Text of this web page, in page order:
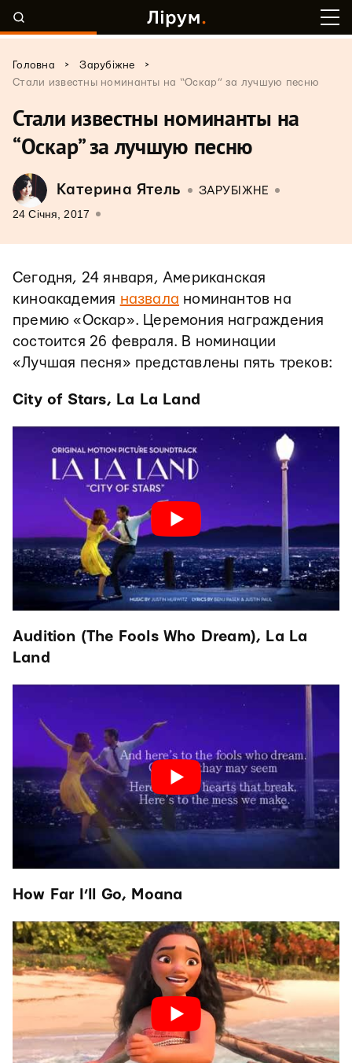
Головна > Зарубіжне
>
Стали известны номинанты на “Оскар” за лучшую песню
Стали известны номинанты на
“Оскар” за лучшую песню
Катерина Ятель ЗАРУБІЖНЕ
24 Січня, 2017
Сегодня, 24 января, Американская
киноакадемия назвала номинантов на
премию «Оскар». Церемония награждения
состоится 26 февраля. В номинации
«Лучшая песня» представлены пять треков:
City of Stars, La La Land
Audition (The Fools Who Dream), La La
Land
How Far I’ll Go, Moana